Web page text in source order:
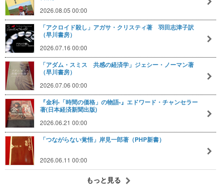
2026.08.05 00:00
「アクロイド殺し」アガサ・クリスティ著 羽田志津子訳
（早川書房）
2026.07.16 00:00
「アダム・スミス 共感の経済学」ジェシー・ノーマン著
（早川書房）
2026.07.06 00:00
『金利-「時間の価格」の物語-』エドワード・チャンセラー
著(日本経済新聞出版)
2026.06.21 00:00
「つながらない覚悟」岸見一郎著（PHP新書）
2026.06.11 00:00
もっと見る